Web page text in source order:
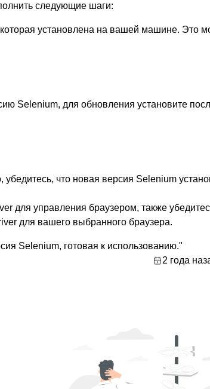
следующие шаги:
установлена на вашей машине. Это
Selenium, для обновления установите
что новая версия Selenium
для управления браузером, также
для вашего выбранного браузера.
Selenium, готовая к использованию."
2 года